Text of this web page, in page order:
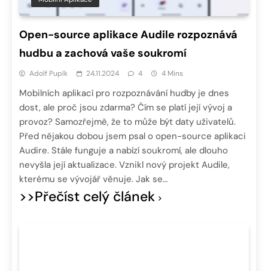
Open-source aplikace Audile rozpoznává
hudbu a zachová vaše soukromí
Adolf Pupík 24.11.2024 4 4 Mins
Mobilních aplikací pro rozpoznávání hudby je dnes
dost, ale proč jsou zdarma? Čím se platí její vývoj a
provoz? Samozřejmě, že to může být daty uživatelů.
Před nějakou dobou jsem psal o open-source aplikaci
Audire. Stále funguje a nabízí soukromí, ale dlouho
nevyšla její aktualizace. Vznikl nový projekt Audile,
kterému se vývojář věnuje. Jak se…
>>Přečíst celý článek